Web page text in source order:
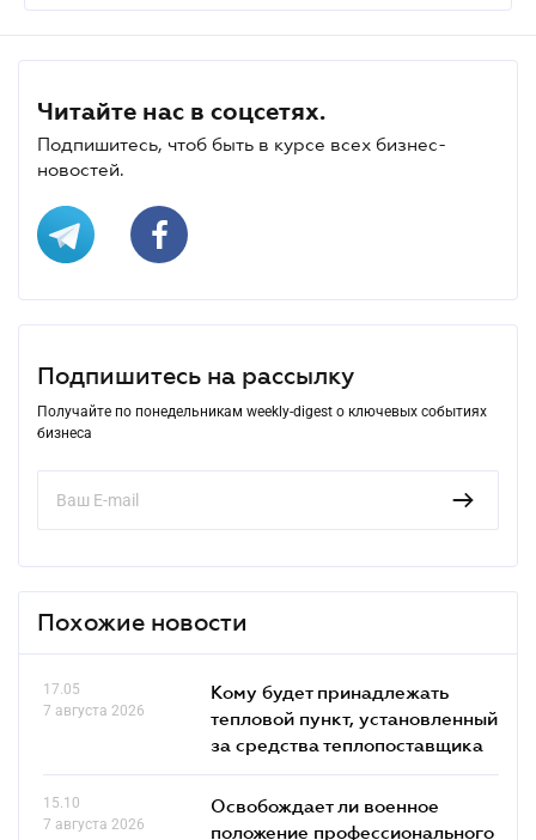
Читайте нас в соцсетях.
Подпишитесь, чтоб быть в курсе всех бизнес-
новостей.
Подпишитесь на рассылку
Получайте по понедельникам weekly-digest о ключевых событиях
бизнеса
Похожие новости
17.05
7 августа 2026
Кому будет принадлежать
тепловой пункт, установленный
за средства теплопоставщика
15.10
7 августа 2026
Освобождает ли военное
положение профессионального